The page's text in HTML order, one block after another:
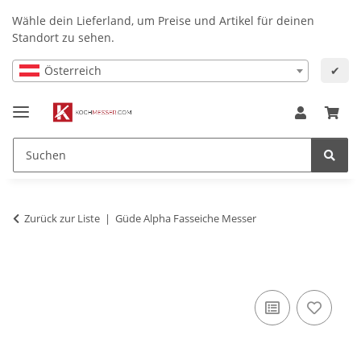
Wähle dein Lieferland, um Preise und Artikel für deinen
Standort zu sehen.
Österreich ✔
Zurück zur Liste Güde Alpha Fasseiche Messer